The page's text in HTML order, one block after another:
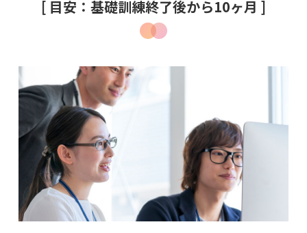
[ 目安：基礎訓練終了後から10ヶ月 ]